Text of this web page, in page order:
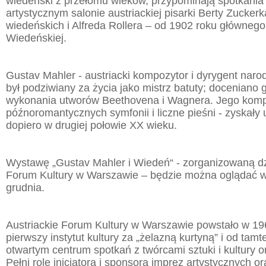
artystycznym salonie austriackiej pisarki Berty
wiedeńskich i Alfreda Rollera – od 1902 roku
Wiedeńskiej.
Gustav Mahler - austriacki kompozytor i dyrygent
był podziwiany za życia jako mistrz batuty; doceniano
wykonania utworów Beethovena i Wagnera. Jego
późnoromantycznych symfonii i liczne pieśni - zyskały
dopiero w drugiej połowie XX wieku.
Wystawę „Gustav Mahler i Wiedeń“ - zorganizowaną
Forum Kultury w Warszawie – będzie można oglądać
grudnia.
Austriackie Forum Kultury w Warszawie powstało w
pierwszy instytut kultury za „żelazną kurtyną” i od
otwartym centrum spotkań z twórcami sztuki i kultury
Pełni rolę inicjatora i sponsora imprez artystycznych